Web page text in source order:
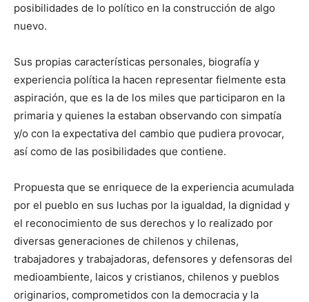
posibilidades de lo político en la construcción de algo
nuevo.
Sus propias características personales, biografía y
experiencia política la hacen representar fielmente esta
aspiración, que es la de los miles que participaron en la
primaria y quienes la estaban observando con simpatía
y/o con la expectativa del cambio que pudiera provocar,
así como de las posibilidades que contiene.
Propuesta que se enriquece de la experiencia acumulada
por el pueblo en sus luchas por la igualdad, la dignidad y
el reconocimiento de sus derechos y lo realizado por
diversas generaciones de chilenos y chilenas,
trabajadores y trabajadoras, defensores y defensoras del
medioambiente, laicos y cristianos, chilenos y pueblos
originarios, comprometidos con la democracia y la